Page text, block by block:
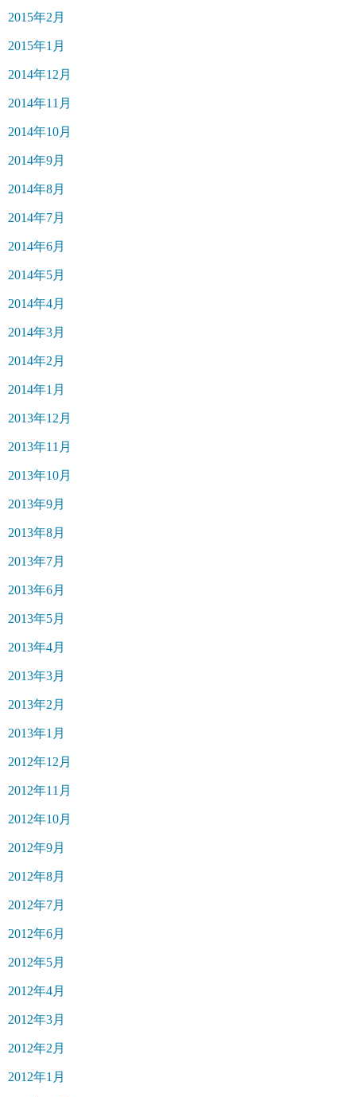
2015年2月
2015年1月
2014年12月
2014年11月
2014年10月
2014年9月
2014年8月
2014年7月
2014年6月
2014年5月
2014年4月
2014年3月
2014年2月
2014年1月
2013年12月
2013年11月
2013年10月
2013年9月
2013年8月
2013年7月
2013年6月
2013年5月
2013年4月
2013年3月
2013年2月
2013年1月
2012年12月
2012年11月
2012年10月
2012年9月
2012年8月
2012年7月
2012年6月
2012年5月
2012年4月
2012年3月
2012年2月
2012年1月